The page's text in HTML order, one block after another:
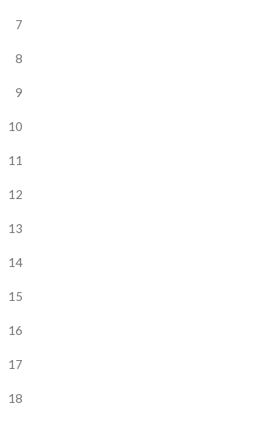
7
8
9
10
11
12
13
14
15
16
17
18